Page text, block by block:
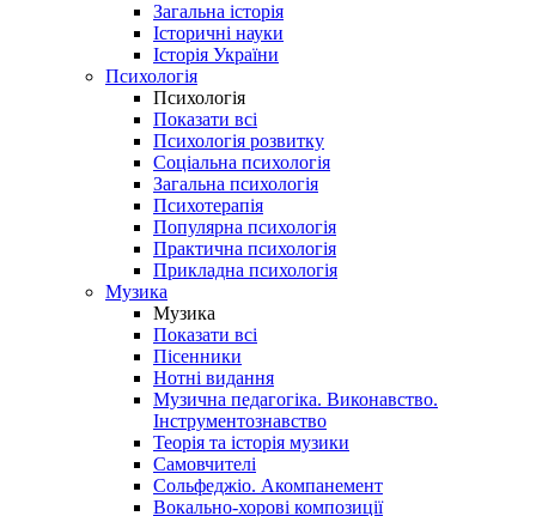
Загальна історія
Історичні науки
Історія України
Психологія
Психологія
Показати всі
Психологія розвитку
Соціальна психологія
Загальна психологія
Психотерапія
Популярна психологія
Практична психологія
Прикладна психологія
Музика
Музика
Показати всі
Пісенники
Нотні видання
Музична педагогіка. Виконавство.
Інструментознавство
Теорія та історія музики
Самовчителі
Сольфеджіо. Акомпанемент
Вокально-хорові композиції